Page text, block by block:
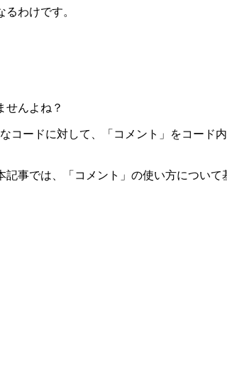
わけです。
せんよね？
ードに対して、「コメント」をコード
事では、「コメント」の使い方について